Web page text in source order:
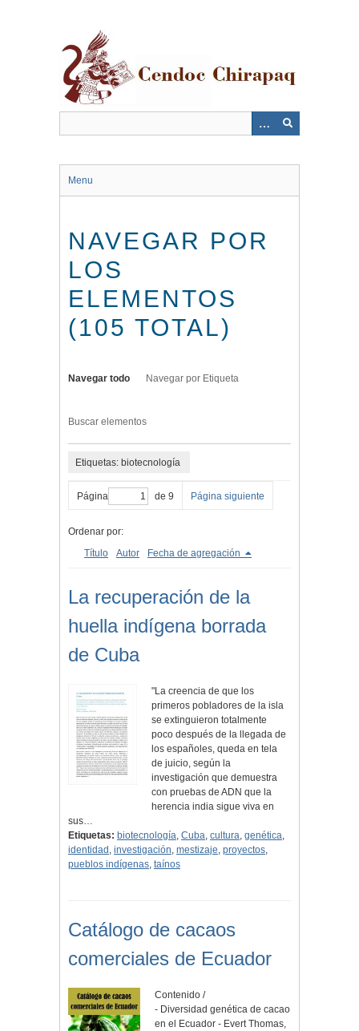
Menu
NAVEGAR POR
LOS
ELEMENTOS
(105 TOTAL)
Navegar todo Navegar por Etiqueta
Buscar elementos
Etiquetas: biotecnología
Página de 9 Página siguiente
Ordenar por:
Título
Autor Fecha de agregación
La recuperación de la
huella indígena borrada
de Cuba
"La creencia de que los
primeros pobladores de la isla
se extinguieron totalmente
poco después de la llegada de
los españoles, queda en tela
de juicio, según la
investigación que demuestra
con pruebas de ADN que la
herencia india sigue viva en
sus…
Etiquetas: biotecnología, Cuba, cultura, genética,
identidad , investigación, mestizaje, proyectos,
pueblos indígenas, taínos
Catálogo de cacaos
comerciales de Ecuador
Contenido /
- Diversidad genética de cacao
en el Ecuador - Evert Thomas,